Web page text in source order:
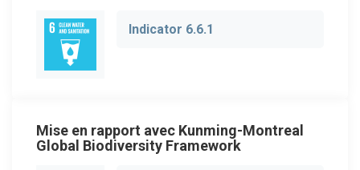
Indicator 6.6.1
Mise en rapport avec Kunming-Montreal
Global Biodiversity Framework